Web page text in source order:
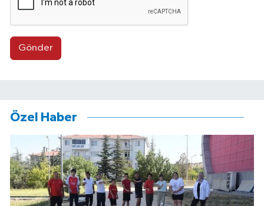
Gönder
Özel Haber